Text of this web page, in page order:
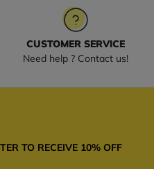
CUSTOMER SERVICE
Need help ? Contact us!
TO RECEIVE 10% OFF